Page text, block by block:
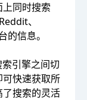
同时搜索
、
信息。
引擎之间切
快速获取所
搜索的灵活